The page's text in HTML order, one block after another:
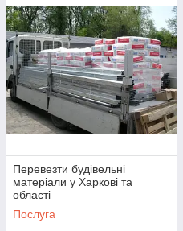
Перевезення
різного типу
вантажу;
Перевезення
меблів;
Квартирний і
офісний переїзд;
Банковский
переїзд;
Домашній
переїзд;
Перевезення
Перевезти будівельні
матеріали у Харкові та
області
Послуга